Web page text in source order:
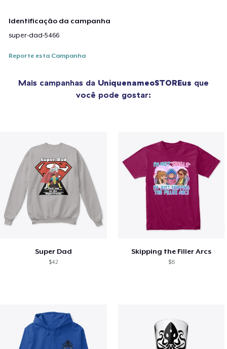
Identificação da campanha
super-dad-5466
Reporte esta Campanha
Mais campanhas da UniquenameoSTOREus que
você pode gostar:
Super Dad
$42
Skipping the Filler Arcs
$8